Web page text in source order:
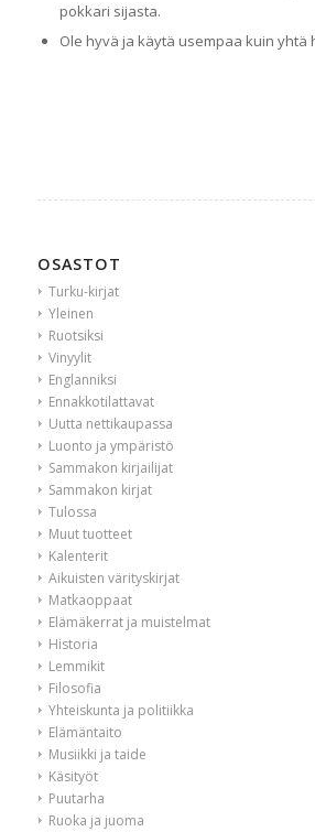
pokkari sijasta.
Ole hyvä ja käytä usempaa kuin yhtä
OSASTOT
Turku-kirjat
Yleinen
Ruotsiksi
Vinyylit
Englanniksi
Ennakkotilattavat
Uutta nettikaupassa
Luonto ja ympäristö
Sammakon kirjailijat
Sammakon kirjat
Tulossa
Muut tuotteet
Kalenterit
Aikuisten värityskirjat
Matkaoppaat
Elämäkerrat ja muistelmat
Historia
Lemmikit
Filosofia
Yhteiskunta ja politiikka
Elämäntaito
Musiikki ja taide
Käsityöt
Puutarha
Ruoka ja juoma